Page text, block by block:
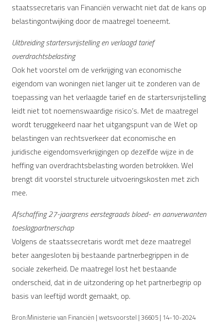
staatssecretaris van Financiën verwacht niet dat de kans op
belastingontwijking door de maatregel toeneemt.
Uitbreiding startersvrijstelling en verlaagd tarief
overdrachtsbelasting
Ook het voorstel om de verkrijging van economische
eigendom van woningen niet langer uit te zonderen van de
toepassing van het verlaagde tarief en de startersvrijstelling
leidt niet tot noemenswaardige risico’s. Met de maatregel
wordt teruggekeerd naar het uitgangspunt van de Wet op
belastingen van rechtsverkeer dat economische en
juridische eigendomsverkrijgingen op dezelfde wijze in de
heffing van overdrachtsbelasting worden betrokken. Wel
brengt dit voorstel structurele uitvoeringskosten met zich
mee.
Afschaffing 27-jaargrens eerstegraads bloed- en aanverwanten
toeslagpartnerschap
Volgens de staatssecretaris wordt met deze maatregel
beter aangesloten bij bestaande partnerbegrippen in de
sociale zekerheid. De maatregel lost het bestaande
onderscheid, dat in de uitzondering op het partnerbegrip op
basis van leeftijd wordt gemaakt, op.
Bron:Ministerie van Financiën | wetsvoorstel | 36605 | 14-10-2024